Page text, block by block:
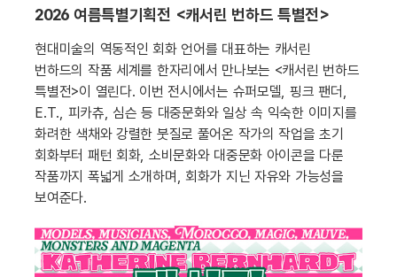
2026 여름특별기획전 <캐서린 번하드 특별전>
현대미술의 역동적인 회화 언어를 대표하는 캐서린
번하드의 작품 세계를 한자리에서 만나보는 <캐서린 번하드
특별전>이 열린다. 이번 전시에서는 슈퍼모델, 핑크 팬더,
E.T., 피카츄, 심슨 등 대중문화와 일상 속 익숙한 이미지를
화려한 색채와 강렬한 붓질로 풀어온 작가의 작업을 초기
회화부터 패턴 회화, 소비문화와 대중문화 아이콘을 다룬
작품까지 폭넓게 소개하며, 회화가 지닌 자유와 가능성을
보여준다.